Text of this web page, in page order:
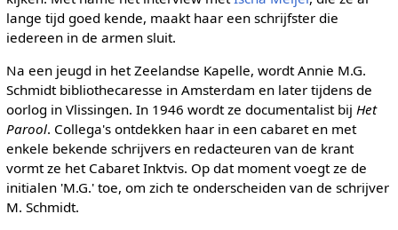
lange tijd goed kende, maakt haar een schrijfster die
iedereen in de armen sluit.
Na een jeugd in het Zeelandse Kapelle, wordt Annie M.G.
Schmidt bibliothecaresse in Amsterdam en later tijdens de
oorlog in Vlissingen. In 1946 wordt ze documentalist bij Het
Parool. Collega's ontdekken haar in een cabaret en met
enkele bekende schrijvers en redacteuren van de krant
vormt ze het Cabaret Inktvis. Op dat moment voegt ze de
initialen 'M.G.' toe, om zich te onderscheiden van de schrijver
M. Schmidt.